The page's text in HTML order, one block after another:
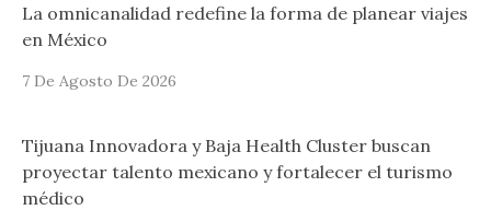
La omnicanalidad redefine la forma de planear viajes
en México
7 De Agosto De 2026
Tijuana Innovadora y Baja Health Cluster buscan
proyectar talento mexicano y fortalecer el turismo
médico